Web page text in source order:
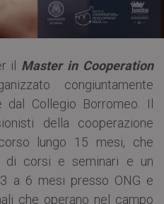
il Master in Cooperation
congiuntamente
dal Collegio Borromeo. Il
della cooperazione
lungo 15 mesi, che
corsi e seminari e un
a 6 mesi presso ONG e
che operano nel campo